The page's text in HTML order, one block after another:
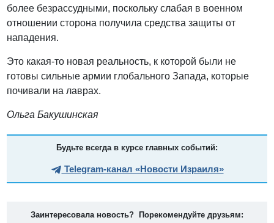
более безрассудными, поскольку слабая в военном
отношении сторона получила средства защиты от
нападения.
Это какая-то новая реальность, к которой были не
готовы сильные армии глобального Запада, которые
почивали на лаврах.
Ольга Бакушинская
Будьте всегда в курсе главных событий:
Telegram-канал «Новости Израиля»
Заинтересовала новость? Порекомендуйте друзьям: